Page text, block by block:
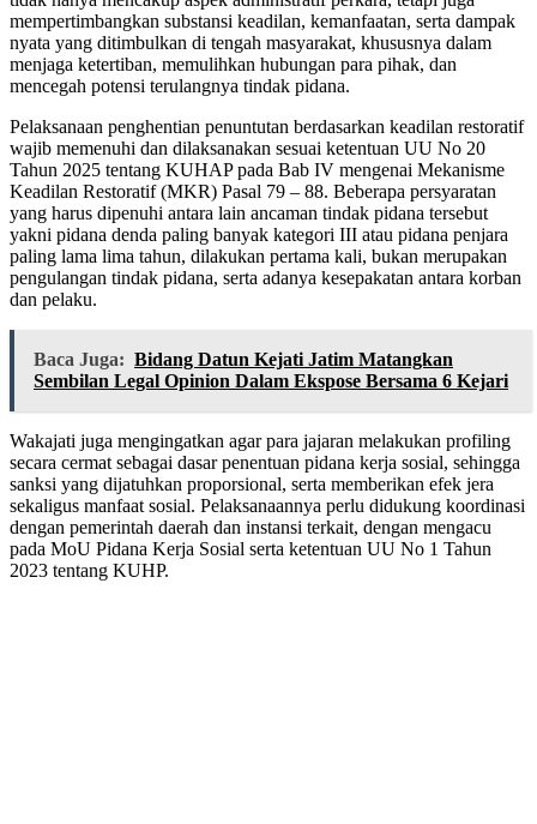
mempertimbangkan substansi keadilan, kemanfaatan, serta dampak
nyata yang ditimbulkan di tengah masyarakat, khususnya dalam
menjaga ketertiban, memulihkan hubungan para pihak, dan
mencegah potensi terulangnya tindak pidana.
Pelaksanaan penghentian penuntutan berdasarkan keadilan restoratif
wajib memenuhi dan dilaksanakan sesuai ketentuan UU No 20
Tahun 2025 tentang KUHAP pada Bab IV mengenai Mekanisme
Keadilan Restoratif (MKR) Pasal 79 – 88. Beberapa persyaratan
yang harus dipenuhi antara lain ancaman tindak pidana tersebut
yakni pidana denda paling banyak kategori III atau pidana penjara
paling lama lima tahun, dilakukan pertama kali, bukan merupakan
pengulangan tindak pidana, serta adanya kesepakatan antara korban
dan pelaku.
Baca Juga: Bidang Datun Kejati Jatim Matangkan
Sembilan Legal Opinion Dalam Ekspose Bersama 6 Kejari
Wakajati juga mengingatkan agar para jajaran melakukan profiling
secara cermat sebagai dasar penentuan pidana kerja sosial, sehingga
sanksi yang dijatuhkan proporsional, serta memberikan efek jera
sekaligus manfaat sosial. Pelaksanaannya perlu didukung koordinasi
dengan pemerintah daerah dan instansi terkait, dengan mengacu
pada MoU Pidana Kerja Sosial serta ketentuan UU No 1 Tahun
2023 tentang KUHP.